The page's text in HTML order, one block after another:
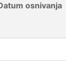
osnivanja